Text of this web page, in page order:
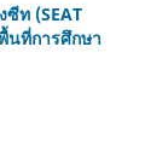
ท (SEAT
นที่การศึกษา